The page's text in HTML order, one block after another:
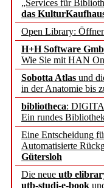
„Services für
das
Open Library:
H+H Software
Wie Sie mit HAN
Sobotta Atlas und
in der Anatomie bis
bibliotheca:
Ein rundes
Eine Entscheidung
Automatisierte
Gütersloh
Die neue utb
utb-studi-e-book
Mohr
und